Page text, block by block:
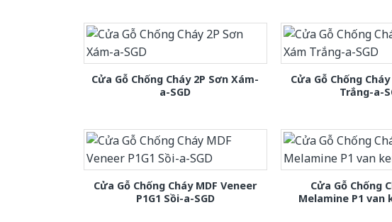
Cửa Gỗ Chống Cháy 2P Sơn Xám-
a-SGD
Cửa Gỗ Chống
Trắng-a-
Cửa Gỗ Chống Cháy MDF Veneer
P1G1 Sồi-a-SGD
Cửa Gỗ Chống
Melamine P1 van